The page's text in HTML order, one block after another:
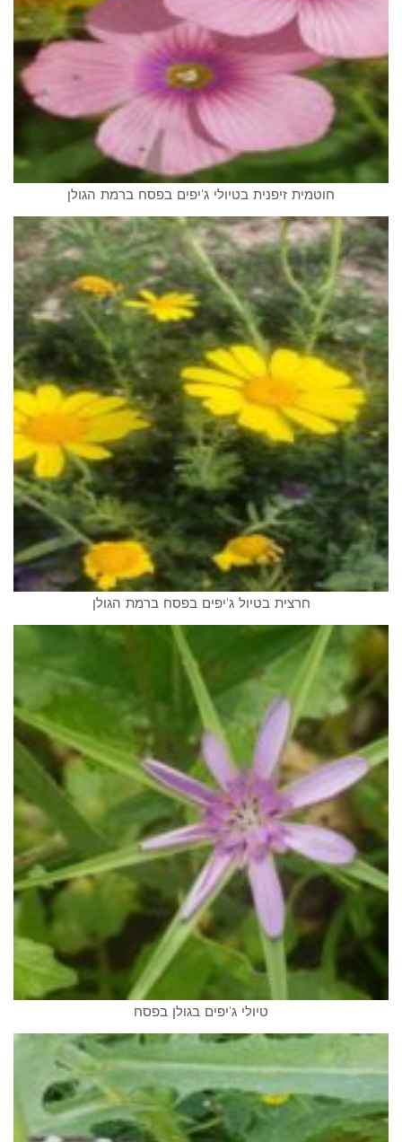
חוטמית זיפנית בטיולי ג'יפים בפסח ברמת הגולן
חרצית בטיול ג'יפים בפסח ברמת הגולן
טיולי ג'יפים בגולן בפסח